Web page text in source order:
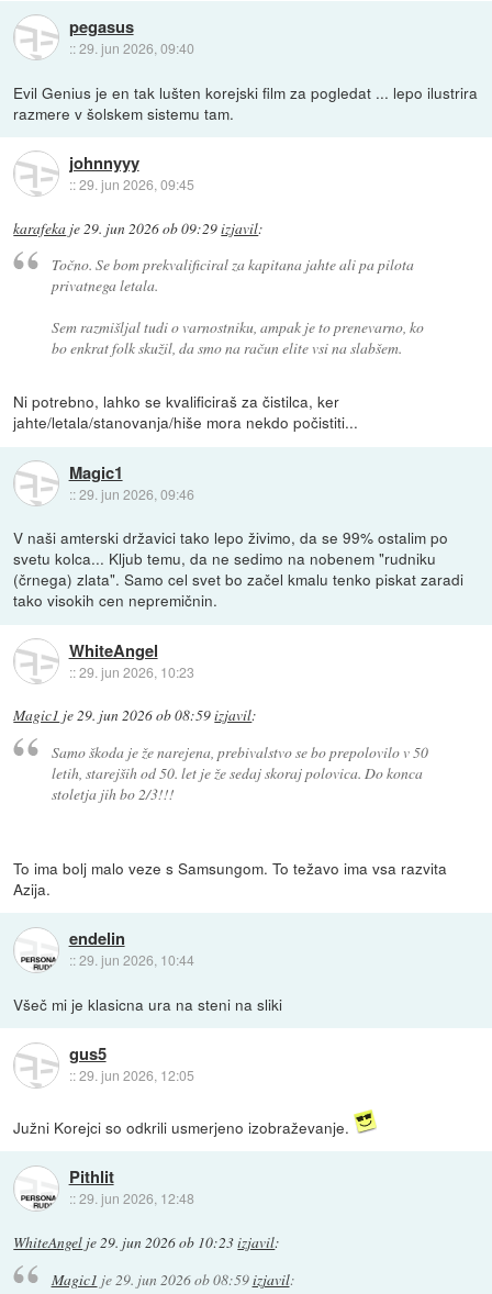
pegasus
::29. jun 2026, 09:40
Evil Genius je en tak lušten korejski film za pogledat ... lepo ilustrira
razmere v šolskem sistemu tam.
johnnyyy
::29. jun 2026, 09:45
karafeka je29. jun 2026 ob 09:29izjavil:
Točno. Se bom prekvalificiral za kapitana jahte ali pa pilota
privatnega letala.
Sem razmišljal tudi o varnostniku, ampak je to prenevarno, ko
bo enkrat folk skužil, da smo na račun elite vsi na slabšem.
Ni potrebno, lahko se kvalificiraš za čistilca, ker
jahte/letala/stanovanja/hiše mora nekdo počistiti...
Magic1
::29. jun 2026, 09:46
V naši amterski državici tako lepo živimo, da se 99% ostalim po
svetu kolca... Kljub temu, da ne sedimo na nobenem "rudniku
(črnega) zlata". Samo cel svet bo začel kmalu tenko piskat zaradi
tako visokih cen nepremičnin.
WhiteAngel
::29. jun 2026, 10:23
Magic1 je29. jun 2026 ob 08:59izjavil:
Samo škoda je že narejena, prebivalstvo se bo prepolovilo v 50
letih, starejših od 50. let je že sedaj skoraj polovica. Do konca
stoletja jih bo 2/3!!!
To ima bolj malo veze s Samsungom. To težavo ima vsa razvita
Azija.
endelin
::29. jun 2026, 10:44
Všeč mi je klasicna ura na steni na sliki
gus5
::29. jun 2026, 12:05
Južni Korejci so odkrili usmerjeno izobraževanje.
Pithlit
::29. jun 2026, 12:48
WhiteAngel je29. jun 2026 ob 10:23izjavil:
Magic1 je 29. jun 2026 ob 08:59izjavil: